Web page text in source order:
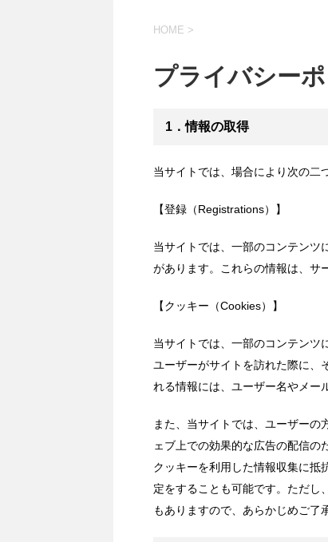
HOME >
プライバシー
1．情報の取得
当サイトでは、場合により次の二
【登録（Registrations）】
当サイトでは、一部のコンテンツ
があります。これらの情報は、サ
【クッキー（Cookies）】
当サイトでは、一部のコンテンツ
ユーザーがサイトを訪れた際に、
れる情報には、ユーザー名やメー
また、当サイトでは、ユーザーの
ェブ上での効果的な広告の配信の
クッキーを利用した情報収集に抵
定をすることも可能です。ただし
もありますので、あらかじめご了